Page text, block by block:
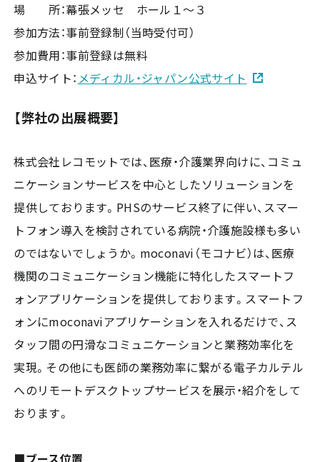
場 所：幕張メッセ ホール１～３
参加方法：事前登録制（当時受付可）
参加費用：事前登録は無料
申込サイト： メディカル・ジャパン公式サイト
【弊社の出展概要】
株式会社レコモットでは、医療・介護業界向けに、コミュ
ニケーションサービスを中心としたソリューションを
提供しております。PHSのサービス終了に伴い、スマー
トフォン導入を検討されている病院・介護施設様も多い
のではないでしょうか。moconavi（モコナビ）は、医療
機関のコミュニケーション機能に特化したスマートフ
ォンアプリケーションを提供しております。スマートフ
ォンにmoconaviアプリケーションを入れるだけで、ス
タッフ間の円滑なコミュニケーションと業務効率化を
実現。その他にも医師の業務効率に繋がる電子カルテル
へのリモートデスクトップサービスを展示・紹介をして
おります。